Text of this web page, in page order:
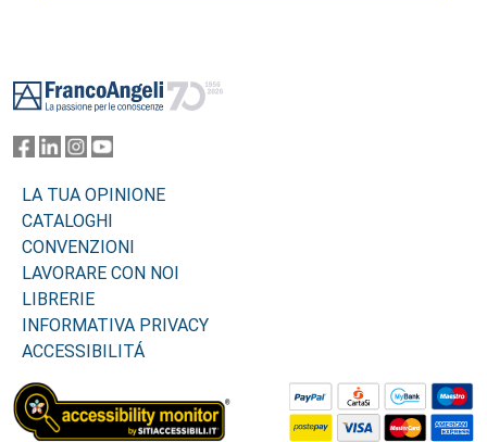
LA TUA OPINIONE
CATALOGHI
CONVENZIONI
LAVORARE CON NOI
LIBRERIE
INFORMATIVA PRIVACY
ACCESSIBILITÁ